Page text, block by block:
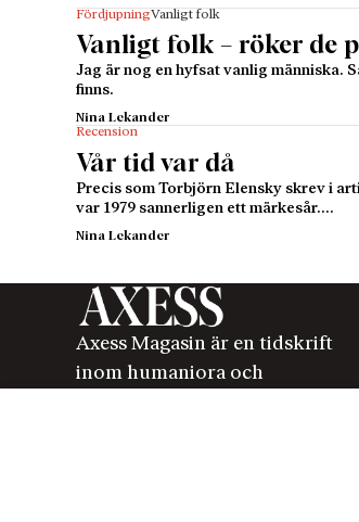
FördjupningVanligt folk
Vanligt folk – röker de
Jag är nog en hyfsat vanlig människa.
finns.
Nina Lekander
Recension
Vår tid var då
Precis som Torbjörn Elensky skrev i
var 1979 sannerligen ett märkesår.…
Nina Lekander
Axess Magasin är en tidskrift
inom humaniora och